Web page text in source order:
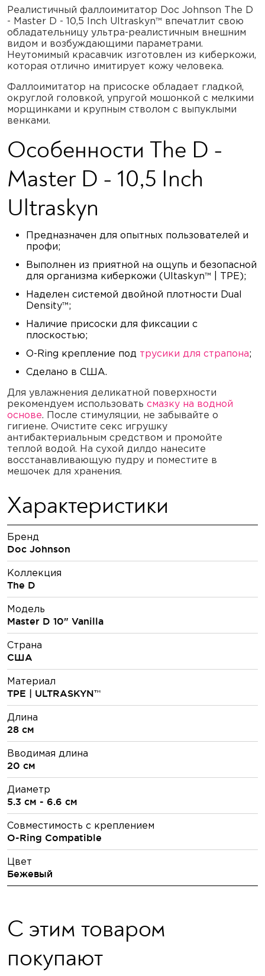
Реалистичный фаллоимитатор Doc Johnson The D
- Master D - 10,5 Inch Ultraskyn™ впечатлит свою
обладательницу ультра-реалистичным внешним
видом и возбуждающими параметрами.
Неутомимый красавчик изготовлен из киберкожи,
которая отлично имитирует кожу человека.
Фаллоимитатор на присоске обладает гладкой,
округлой головкой, упругой мошонкой с мелкими
морщинками и крупным стволом с выпуклыми
венками.
Особенности The D -
Master D - 10,5 Inch
Ultraskyn
Предназначен для опытных пользователей и
профи;
Выполнен из приятной на ощупь и безопасной
для организма киберкожи (Ultaskyn™ | TPE);
Наделен системой двойной плотности Dual
Density™;
Наличие присоски для фиксации с
плоскостью;
O-Ring крепление под трусики для страпона;
Сделано в США.
Для увлажнения деликатной поверхности
рекомендуем использовать смазку на водной
основе. После стимуляции, не забывайте о
гигиене. Очистите секс игрушку
антибактериальным средством и промойте
теплой водой. На сухой дилдо нанесите
восстанавливающую пудру и поместите в
мешочек для хранения.
Характеристики
Бренд
Doc Johnson
Коллекция
The D
Модель
Master D 10" Vanilla
Страна
США
Материал
TPE | ULTRASKYN™
Длина
28 см
Вводимая длина
20 см
Диаметр
5.3 см - 6.6 см
Совместимость с креплением
O-Ring Compatible
Цвет
Бежевый
С этим товаром
покупают